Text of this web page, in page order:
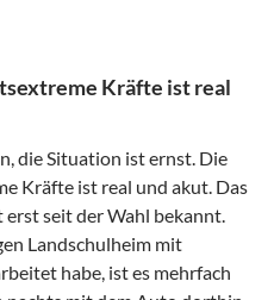
Kräfte ist real
die Situation ist ernst. Die
Kräfte ist real und akut. Das
seit der Wahl bekannt.
Landschulheim mit
habe, ist es mehrfach